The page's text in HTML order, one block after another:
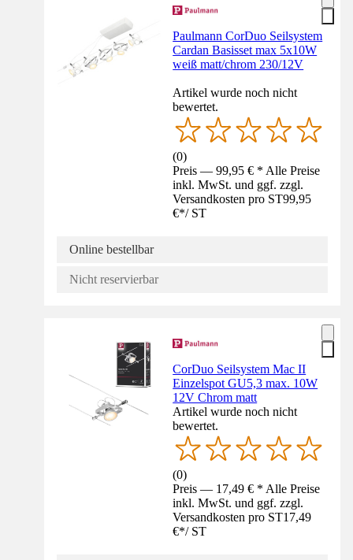
Paulmann CorDuo Seilsystem
Cardan Basisset max 5x10W
weiß matt/chrom 230/12V
Artikel wurde noch nicht
bewertet.
(0)
Preis — 99,95 € * Alle Preise
inkl. MwSt. und ggf. zzgl.
Versandkosten pro ST99,95
€*/ ST
Online bestellbar
Nicht reservierbar
CorDuo Seilsystem Mac II
Einzelspot GU5,3 max. 10W
12V Chrom matt
Artikel wurde noch nicht
bewertet.
(0)
Preis — 17,49 € * Alle Preise
inkl. MwSt. und ggf. zzgl.
Versandkosten pro ST17,49
€*/ ST